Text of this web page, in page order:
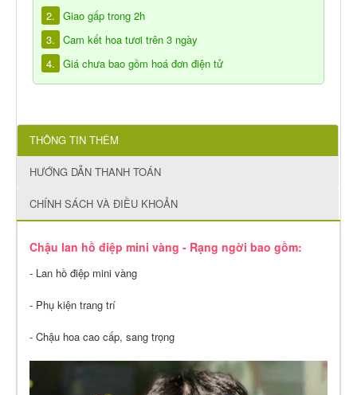
2. Giao gấp trong 2h
3. Cam kết hoa tươi trên 3 ngày
4. Giá chưa bao gồm hoá đơn điện tử
THÔNG TIN THÊM
HƯỚNG DẪN THANH TOÁN
CHÍNH SÁCH VÀ ĐIỀU KHOẢN
Chậu lan hồ điệp mini vàng - Rạng ngời bao gồm:
- Lan hồ điệp mini vàng
- Phụ kiện trang trí
- Chậu hoa cao cấp, sang trọng